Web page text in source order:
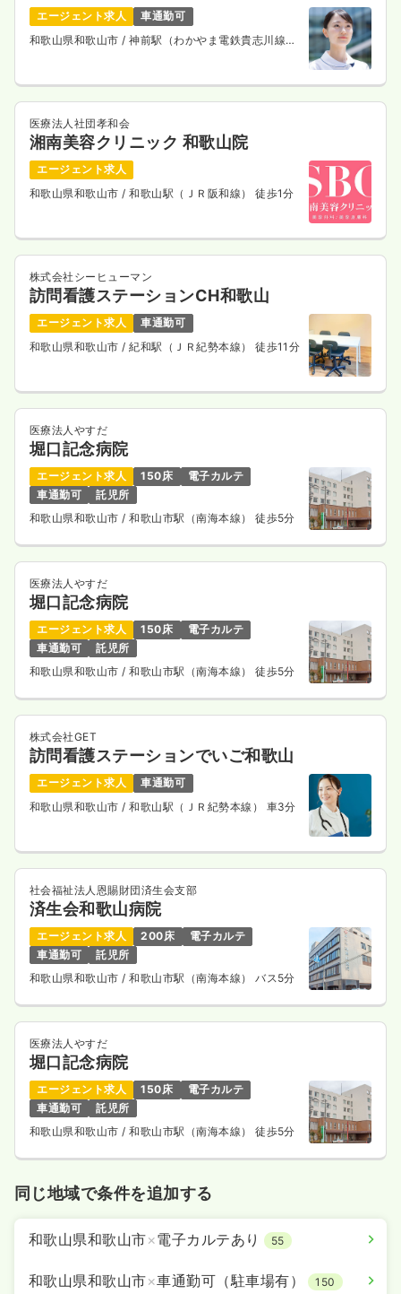
エージェント求人
車通勤可
和歌山県和歌山市 / 神前駅（わかやま電鉄貴志川線）
医療法人社団孝和会
湘南美容クリニック 和歌山院
エージェント求人
和歌山県和歌山市 / 和歌山駅（ＪＲ阪和線） 徒歩1分
株式会社シーヒューマン
訪問看護ステーションCH和歌山
エージェント求人
車通勤可
和歌山県和歌山市 / 紀和駅（ＪＲ紀勢本線） 徒歩11分
医療法人やすだ
堀口記念病院
エージェント求人 150床
電子カルテ
車通勤可
託児所
和歌山県和歌山市/ 和歌山市駅（南海本線） 徒歩5分
医療法人やすだ
堀口記念病院
エージェント求人 150床
電子カルテ
車通勤可
託児所
和歌山県和歌山市/ 和歌山市駅（南海本線） 徒歩5分
株式会社GET
訪問看護ステーションでいご和歌山
エージェント求人
車通勤可
和歌山県和歌山市 / 和歌山駅（ＪＲ紀勢本線） 車3分
社会福祉法人恩賜財団済生会支部
済生会和歌山病院
エージェント求人 200床
電子カルテ
車通勤可
託児所
和歌山県和歌山市/ 和歌山市駅（南海本線） バス5分
医療法人やすだ
堀口記念病院
エージェント求人 150床
電子カルテ
車通勤可
託児所
和歌山県和歌山市/ 和歌山市駅（南海本線） 徒歩5分
同じ地域で条件を追加する
和歌山県和歌山市×電子カルテあり 55
和歌山県和歌山市×車通勤可（駐車場有） 150